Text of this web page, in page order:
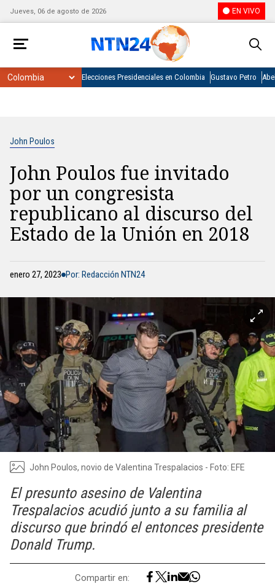
Jueves, 06 de agosto de 2026 EN VIVO
Elecciones Presidenciales en Colombia Gustavo Petro
John Poulos
John Poulos fue invitado
por un congresista
republicano al discurso del
Estado de la Unión en 2018
enero 27, 2023 Por: Redacción NTN24
John Poulos, novio de Valentina Trespalacios - Foto: EFE
El presunto asesino de Valentina
Trespalacios acudió junto a su familia al
discurso que brindó el entonces presidente
Donald Trump.
Compartir en: